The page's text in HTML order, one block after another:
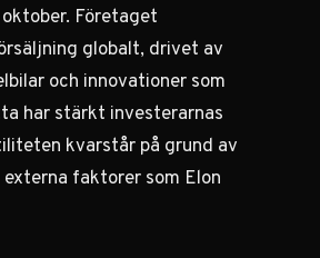
Företaget
globalt, drivet av
och innovationer som
har stärkt investerarnas
kvarstår på grund av
faktorer som Elon